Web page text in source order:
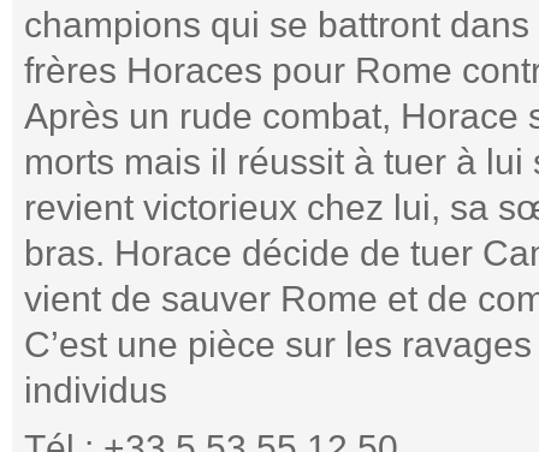
champions qui se battront
frères Horaces pour Rome
Après un rude combat, Horace
morts mais il réussit à tuer à lui
revient victorieux chez lui, sa
bras. Horace décide de tuer
vient de sauver Rome et de
C’est une pièce sur les
individus